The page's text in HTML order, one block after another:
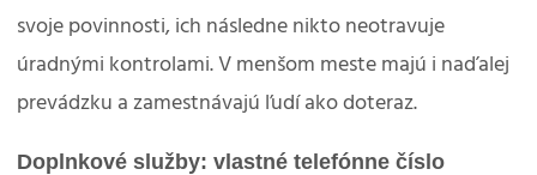
svoje povinnosti, ich následne nikto neotravuje
úradnými kontrolami. V menšom meste majú i naďalej
prevádzku a zamestnávajú ľudí ako doteraz.
Doplnkové služby: vlastné telefónne číslo